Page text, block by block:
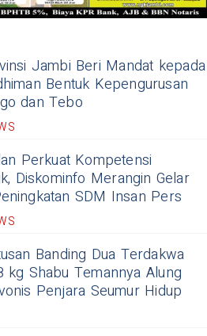
Jambi Beri Mandat kepada
Bentuk Kepengurusan
dan Tebo
Perkuat Kompetensi
Diskominfo Merangin Gelar
SDM Insan Pers
Banding Dua Terdakwa
kg Shabu Temannya Alung
Penjara Seumur Hidup